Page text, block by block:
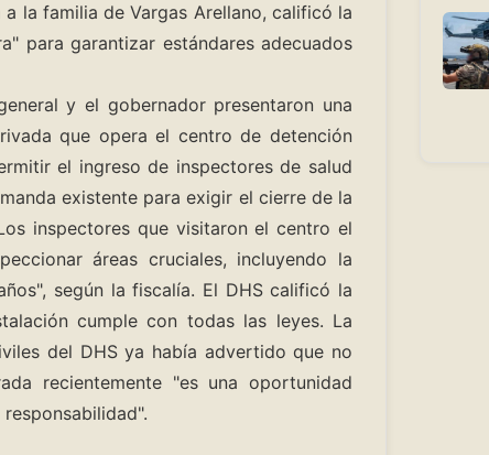
la familia de Vargas Arellano, calificó la
para garantizar estándares adecuados
y el gobernador presentaron una
que opera el centro de detención
el ingreso de inspectores de salud
existente para exigir el cierre de la
inspectores que visitaron el centro el
áreas cruciales, incluyendo la
según la fiscalía. El DHS calificó la
cumple con todas las leyes. La
del DHS ya había advertido que no
recientemente "es una oportunidad